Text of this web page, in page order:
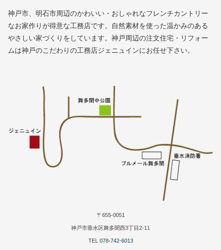
神戸市、明石市周辺のかわいい・おしゃれなフレンチカントリー
なお家作りが得意な工務店です。自然素材を使った温かみのある
やさしい家づくりをしています。神戸周辺の注文住宅・リフォー
ムは神戸のこだわりの工務店ジェニュインにお任せ下さい。
〒655-0051
神戸市垂水区舞多聞西3丁目2-11
TEL 078-742-6013